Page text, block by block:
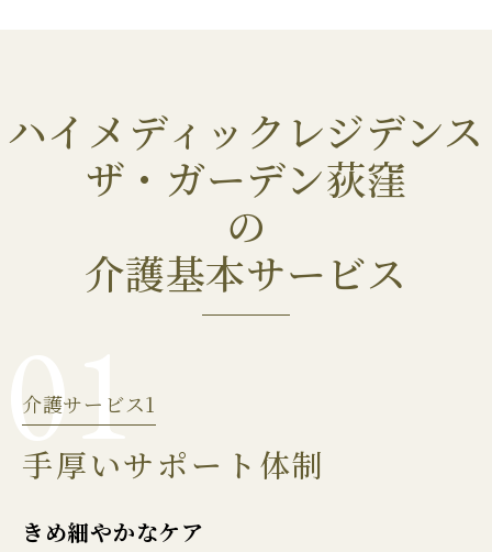
ハイメディックレジデンス
ザ・ガーデン荻窪
の
介護基本サービス
01
介護サービス1
手厚いサポート体制
きめ細やかなケア